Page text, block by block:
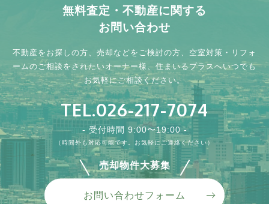
プリエール・ド・リラ 305
所在地 :
長野県長野市合戦場１丁目
50,000円
2DK
駐車場広々♪ゴミステーション敷地内にあります。3階建てマンシ
ョン。ホームセンター、コンビニ、飲食店など徒歩圏内にあり、
ソフィアB 101
所在地 :
長野県須坂市大字塩川塩川町
130,000円
3LDK
駅・スーパー・コンビニの全てが徒歩10分圏内で生活に便利!宅配
ボックスやEV充電器と設備も充実♪...
川中島町御厨貸地
所在地 :
長野市川中島町御厨
5万円
舗装済みの立地良好貸地です☆近隣に商業施設多数あり、駐車
場、貸しコンテナ置き場、事業用と使用用途多数可能♪ご希望の用
途を...
無料査定・不動産に関する
お問い合わせ
不動産をお探しの方、売却などをご検討の方、 空室対策・リフォ
ームのご相談をされたいオーナー様、 住まいるプラスへいつでも
お気軽にご相談ください。
TEL.026-217-7074
- 受付時間 9:00〜19:00 -
（時間外も対応可能です。お気軽にご連絡ください）
売却物件大募集
お問い合わせフォーム